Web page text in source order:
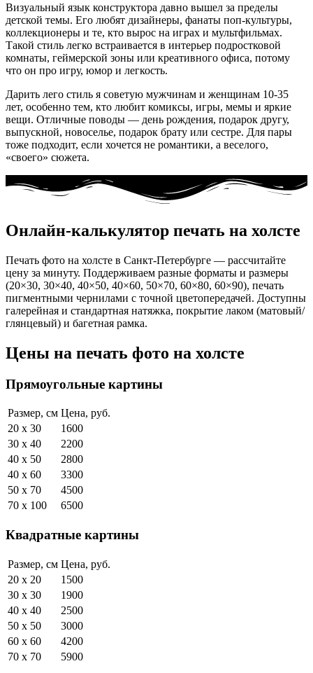
Визуальный язык конструктора давно вышел за пределы
детской темы. Его любят дизайнеры, фанаты поп-культуры,
коллекционеры и те, кто вырос на играх и мультфильмах.
Такой стиль легко встраивается в интерьер подростковой
комнаты, геймерской зоны или креативного офиса, потому
что он про игру, юмор и легкость.
Дарить лего стиль я советую мужчинам и женщинам 10-35
лет, особенно тем, кто любит комиксы, игры, мемы и яркие
вещи. Отличные поводы — день рождения, подарок другу,
выпускной, новоселье, подарок брату или сестре. Для пары
тоже подходит, если хочется не романтики, а веселого,
«своего» сюжета.
Онлайн-калькулятор печать на холсте
Печать фото на холсте в Санкт‑Петербурге — рассчитайте
цену за минуту. Поддерживаем разные форматы и размеры
(20×30, 30×40, 40×50, 40×60, 50×70, 60×80, 60×90), печать
пигментными чернилами с точной цветопередачей. Доступны
галерейная и стандартная натяжка, покрытие лаком (матовый/
глянцевый) и багетная рамка.
Цены на печать фото на холсте
Прямоугольные картины
Размер, см Цена, руб.
20 x 30
1600
30 x 40
2200
40 x 50
2800
40 x 60
3300
50 x 70
4500
70 x 100
6500
Квадратные картины
Размер, см Цена, руб.
20 x 20
1500
30 x 30
1900
40 x 40
2500
50 x 50
3000
60 x 60
4200
70 x 70
5900